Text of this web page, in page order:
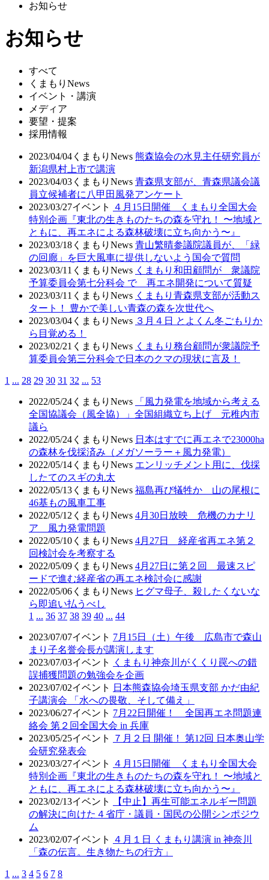
お知らせ
お知らせ
すべて
くまもりNews
イベント・講演
メディア
要望・提案
採用情報
2023/04/04 くまもりNews 熊森協会の水見主任研究員が
新潟県村上市で講演
2023/04/03 くまもりNews 青森県支部が、青森県議会議
員立候補者に八甲田風発アンケート
2023/03/27イベント
４月15日開催 くまもり全国大会
特別企画『東北の生きものたちの森を守れ！ 〜地域と
ともに、再エネによる森林破壊に立ち向かう〜』
2023/03/18 くまもりNews 青山繁晴参議院議員が、「緑
の回廊」を巨大風車に提供しないよう国会で質問
2023/03/11 くまもりNews くまもり和田顧問が 衆議院
予算委員会第七分科会 で 再エネ開発について質疑
2023/03/11 くまもりNews くまもり青森県支部が活動ス
タート！ 豊かで美しい青森の森を次世代へ
2023/03/04 くまもりNews ３月４日 とよくん冬ごもりか
ら目覚める！
2023/02/21 くまもりNews くまもり務台顧問が衆議院予
算委員会第三分科会で日本のクマの現状に言及！
1 ... 28 29 30 31 32 ... 53
2022/05/24 くまもりNews
「風力発電を地域から考える
全国協議会（風全協）」全国組織立ち上げ 元稚内市
議ら
2022/05/24 くまもりNews 日本はすでに再エネで23000ha
の森林を伐採済み（メガソーラー＋風力発電）
2022/05/14 くまもりNews エンリッチメント用に、伐採
したてのスギの丸太
2022/05/13 くまもりNews 福島再び犠牲か 山の尾根に
46基もの風車工事
2022/05/12 くまもりNews 4月30日放映 危機のカナリ
ア 風力発電問題
2022/05/10 くまもりNews 4月27日 経産省再エネ第２
回検討会を考察する
2022/05/09 くまもりNews 4月27日に第２回 最速スピ
ードで進む経産省の再エネ検討会に感謝
2022/05/06 くまもりNews ヒグマ母子、殺したくないな
ら即追い払うべし
1 ... 36 37 38 39 40 ... 44
2023/07/07イベント 7月15日（土）午後 広島市で森山
まり子名誉会長が講演します
2023/07/03イベント
くまもり神奈川がくくり罠への錯
誤捕獲問題の勉強会を企画
2023/07/02イベント
日本熊森協会埼玉県支部 かだ由紀
子講演会 「水への畏敬、そして備え」
2023/06/27イベント 7月22日開催！ 全国再エネ問題連
絡会 第２回全国大会 in 兵庫
2023/05/25イベント
７月２日 開催！ 第12回 日本奥山学
会研究発表会
2023/03/27イベント
４月15日開催 くまもり全国大会
特別企画『東北の生きものたちの森を守れ！ 〜地域と
ともに、再エネによる森林破壊に立ち向かう〜』
2023/02/13イベント
【中止】再生可能エネルギー問題
の解決に向けた４省庁・議員・国民の公開シンポジウ
ム
2023/02/07イベント
４月１日 くまもり講演 in 神奈川
「森の伝言。生き物たちの行方」
1 ... 3 4 5 6 7 8